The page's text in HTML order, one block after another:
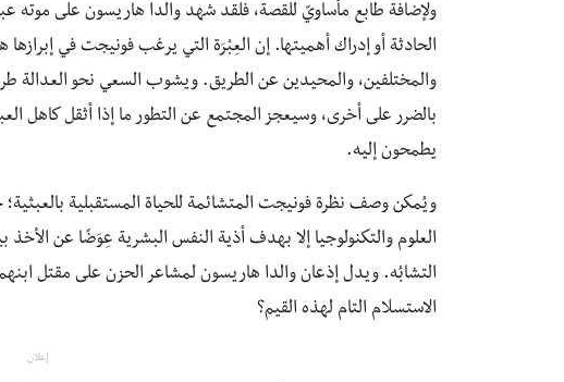
ولإضافة طابع مأساويّ للقصة، فلقد شهد والدا هاريسون على موته
الحادثة أو إدراك أهميتها. إن العِبْرَة التي يرغب فونيجت في
والمختلفين، والمحيدين عن الطريق. ويشوب السعي نحو العدالة
بالضرر على أخرى، وسيعجز المجتمع عن التطور ما إذا أثقل كاهل
يطمحون إليه.
ويُمكن وصف نظرة فونيجت المتشائمة للحياة المستقبلية
العلوم والتكنولوجيا إلا بهدف أذية النفس البشرية عِوَضًا عن
التشابُه. ويدل إذعان والدا هاريسون لمشاعر الحزن على مقتل
الاستسلام التام لهذه القيم؟
إعلان